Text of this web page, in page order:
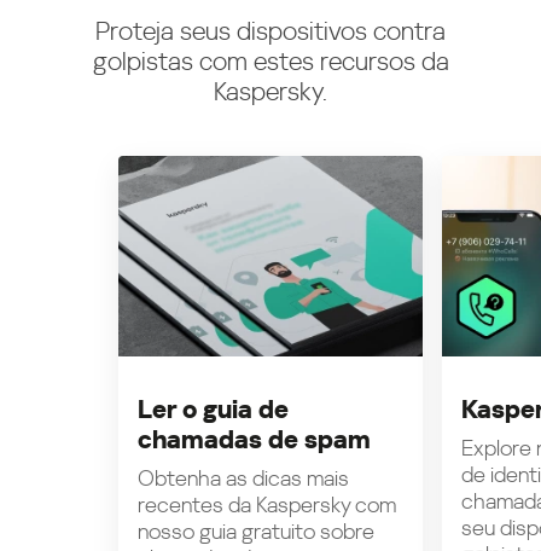
Proteja seus dispositivos contra
golpistas com estes recursos da
Kaspersky.
Ler o guia de
chamadas de spam
Obtenha as dicas mais
recentes da Kaspersky com
nosso guia gratuito sobre
Explore
de
seu